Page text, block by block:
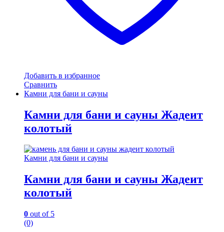
Добавить в избранное
Сравнить
Камни для бани и сауны
Камни для бани и сауны Жадеит
колотый
Камни для бани и сауны
Камни для бани и сауны Жадеит
колотый
0 out of 5
(0)